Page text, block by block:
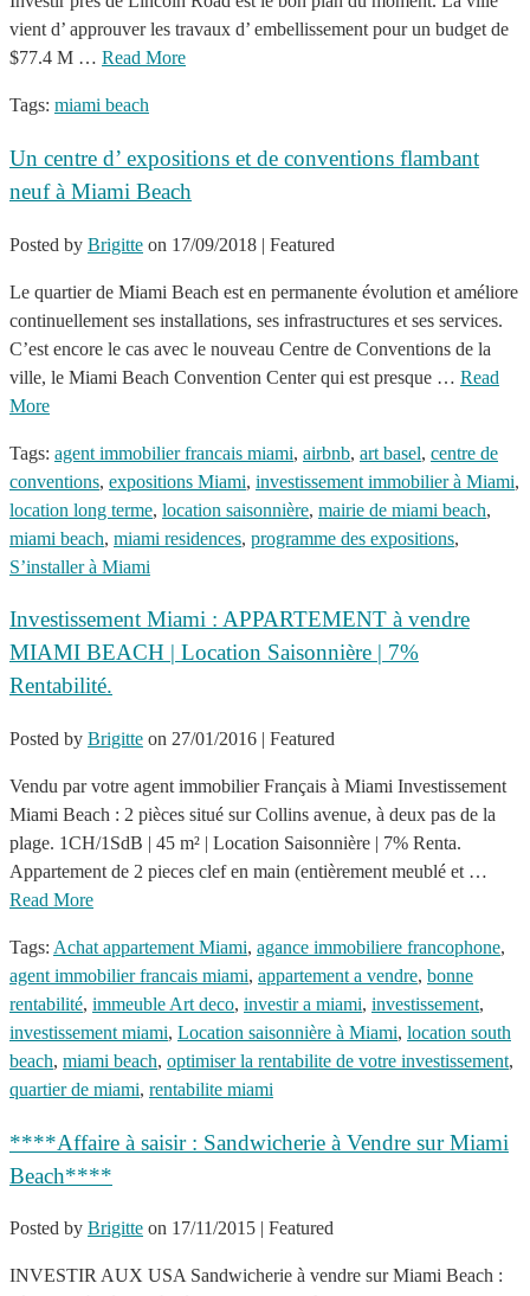
vient d’ approuver les travaux d’ embellissement pour un budget de
$77.4 M … Read More
Tags: miami beach
Un centre d’ expositions et de conventions flambant
neuf à Miami Beach
Posted by Brigitte on 17/09/2018 | Featured
Le quartier de Miami Beach est en permanente évolution et améliore
continuellement ses installations, ses infrastructures et ses services.
C’est encore le cas avec le nouveau Centre de Conventions de la
ville, le Miami Beach Convention Center qui est presque … Read
More
Tags: agent immobilier francais miami, airbnb, art basel, centre de
conventions, expositions Miami, investissement immobilier à Miami,
location long terme, location saisonnière, mairie de miami beach,
miami beach, miami residences, programme des expositions,
S’installer à Miami
Investissement Miami : APPARTEMENT à vendre
MIAMI BEACH | Location Saisonnière | 7%
Rentabilité.
Posted by Brigitte on 27/01/2016 | Featured
Vendu par votre agent immobilier Français à Miami Investissement
Miami Beach : 2 pièces situé sur Collins avenue, à deux pas de la
plage. 1CH/1SdB | 45 m² | Location Saisonnière | 7% Renta.
Appartement de 2 pieces clef en main (entièrement meublé et …
Read More
Tags: Achat appartement Miami, agance immobiliere francophone,
agent immobilier francais miami, appartement a vendre, bonne
rentabilité, immeuble Art deco, investir a miami, investissement,
investissement miami, Location saisonnière à Miami, location south
beach, miami beach, optimiser la rentabilite de votre investissement,
quartier de miami, rentabilite miami
****Affaire à saisir : Sandwicherie à Vendre sur Miami
Beach****
Posted by Brigitte on 17/11/2015 | Featured
INVESTIR AUX USA Sandwicherie à vendre sur Miami Beach :